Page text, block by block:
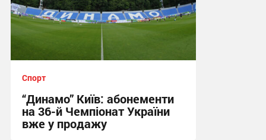
Спорт
“Динамо” Київ: абонементи
на 36-й Чемпіонат України
вже у продажу